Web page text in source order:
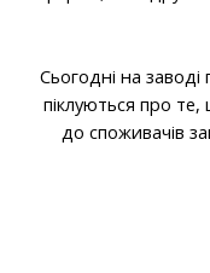
Сьогодні на заводі
піклуються про
до споживачів